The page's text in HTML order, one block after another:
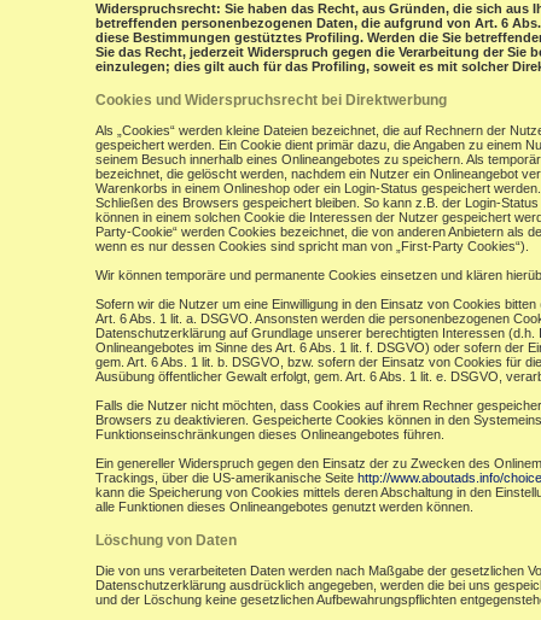
Widerspruchsrecht: Sie haben das Recht, aus Gründen, die sich aus
betreffenden personenbezogenen Daten, die aufgrund von Art. 6
diese Bestimmungen gestütztes Profiling. Werden die Sie
Sie das Recht, jederzeit Widerspruch gegen die Verarbeitung der
einzulegen; dies gilt auch für das Profiling, soweit es mit solcher
Cookies und Widerspruchsrecht bei Direktwerbung
Als „Cookies“ werden kleine Dateien bezeichnet, die auf Rechnern der
gespeichert werden. Ein Cookie dient primär dazu, die Angaben zu einem
seinem Besuch innerhalb eines Onlineangebotes zu speichern. Als
bezeichnet, die gelöscht werden, nachdem ein Nutzer ein Onlineangebot
Warenkorbs in einem Onlineshop oder ein Login-Status gespeichert
Schließen des Browsers gespeichert bleiben. So kann z.B. der Login-
können in einem solchen Cookie die Interessen der Nutzer gespeichert
Party-Cookie“ werden Cookies bezeichnet, die von anderen Anbietern als
wenn es nur dessen Cookies sind spricht man von „First-Party Cookies“).
Wir können temporäre und permanente Cookies einsetzen und klären
Sofern wir die Nutzer um eine Einwilligung in den Einsatz von Cookies
Art. 6 Abs. 1 lit. a. DSGVO. Ansonsten werden die personenbezogenen
Datenschutzerklärung auf Grundlage unserer berechtigten Interessen
Onlineangebotes im Sinne des Art. 6 Abs. 1 lit. f. DSGVO) oder sofern der
gem. Art. 6 Abs. 1 lit. b. DSGVO, bzw. sofern der Einsatz von Cookies für
Ausübung öffentlicher Gewalt erfolgt, gem. Art. 6 Abs. 1 lit. e. DSGVO,
Falls die Nutzer nicht möchten, dass Cookies auf ihrem Rechner
Browsers zu deaktivieren. Gespeicherte Cookies können in den
Funktionseinschränkungen dieses Onlineangebotes führen.
Ein genereller Widerspruch gegen den Einsatz der zu Zwecken des
Trackings, über die US-amerikanische Seite http://www.aboutads.info/
kann die Speicherung von Cookies mittels deren Abschaltung in den
alle Funktionen dieses Onlineangebotes genutzt werden können.
Löschung von Daten
Die von uns verarbeiteten Daten werden nach Maßgabe der gesetzlichen
Datenschutzerklärung ausdrücklich angegeben, werden die bei uns
und der Löschung keine gesetzlichen Aufbewahrungspflichten